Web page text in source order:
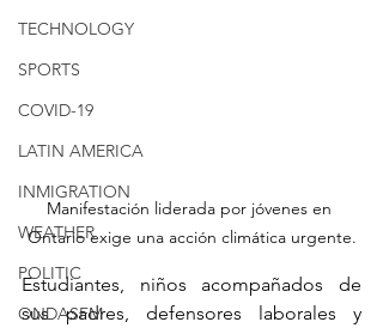
TECHNOLOGY
SPORTS
COVID-19
LATIN AMERICA
INMIGRATION
WEATHER
POLITIC
ONDASFM
Manifestación liderada por jóvenes en
Ontario exige una acción climática urgente.
Estudiantes, niños acompañados de
sus padres, defensores laborales y